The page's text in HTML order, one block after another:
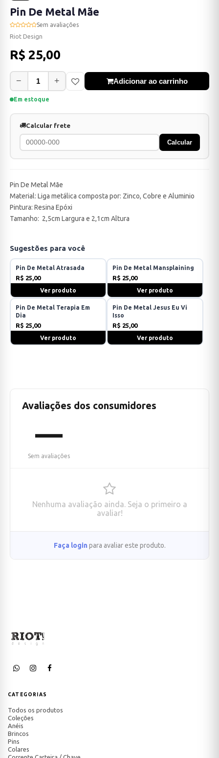
Pin De Metal Mãe
Sem avaliações
Riot Design
R$ 25,00
− + Adicionar ao carrinho
Em estoque
Calcular frete
Calcular
Pin De Metal Mãe
Material: Liga metálica composta por: Zinco, Cobre e Aluminio
Pintura: Resina Epóxi
Tamanho: 2,5cm Largura e 2,1cm Altura
Sugestões para você
Pin De Metal Atrasada
R$ 25,00
Ver produto
Pin De Metal Mansplaining
R$ 25,00
Ver produto
Pin De Metal Terapia Em
Dia
R$ 25,00
Ver produto
Pin De Metal Jesus Eu Vi
Isso
R$ 25,00
Ver produto
Avaliações dos consumidores
—
Sem avaliações
Nenhuma avaliação ainda. Seja o primeiro a
avaliar!
Faça login para avaliar este produto.
CATEGORIAS
Todos os produtos
Coleções
Anéis
Brincos
Pins
Colares